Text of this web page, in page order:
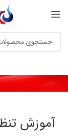
آموزش